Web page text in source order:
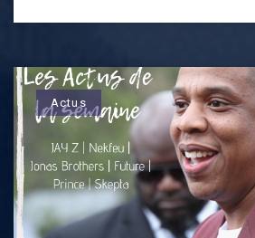
Actus